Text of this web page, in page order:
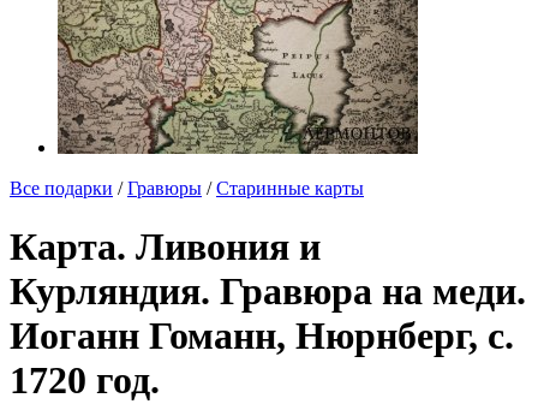
Все подарки /Гравюры /Старинные карты
Карта. Ливония и
Курляндия. Гравюра на меди.
Иоганн Гоманн, Нюрнберг, c.
1720 год.